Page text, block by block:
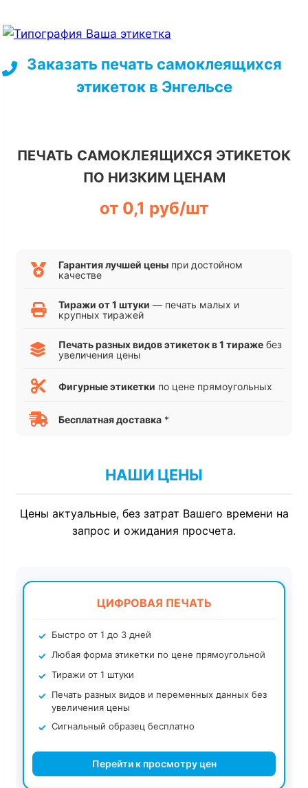
Перейти
содержимому
Заказать печать самоклеящихся
этикеток в Энгельсе
ПЕЧАТЬ САМОКЛЕЯЩИХСЯ ЭТИКЕТОК
ПО НИЗКИМ ЦЕНАМ
от 0,1 руб/шт
Гарантия лучшей цены при достойном
качестве
Тиражи от 1 штуки — печать малых и
крупных тиражей
Печать разных видов этикеток в 1 тираже без
увеличения цены
Фигурные этикетки по цене прямоугольных
Бесплатная доставка *
НАШИ ЦЕНЫ
Цены актуальные, без затрат Вашего времени на
запрос и ожидания просчета.
ЦИФРОВАЯ ПЕЧАТЬ
Быстро от 1 до 3 дней
Любая форма этикетки по цене прямоугольной
Тиражи от 1 штуки
Печать разных видов и переменных данных без
увеличения цены
Сигнальный образец бесплатно
Перейти к просмотру цен